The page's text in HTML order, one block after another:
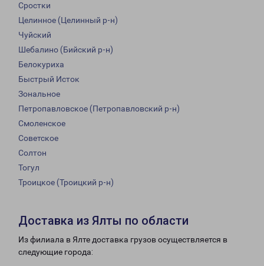
Сростки
Целинное (Целинный р-н)
Чуйский
Шебалино (Бийский р-н)
Белокуриха
Быстрый Исток
Зональное
Петропавловское (Петропавловский р-н)
Смоленское
Советское
Солтон
Тогул
Троицкое (Троицкий р-н)
Доставка из Ялты по области
Из филиала в Ялте доставка грузов осуществляется в
следующие города: